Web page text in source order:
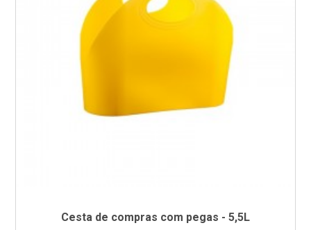
Cesta de compras com pegas - 5,5L